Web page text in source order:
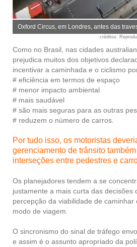
Oxford Circus, em Londres, antes das
créditos:
Como no Brasil, nas cidades
prejudica muitos dos objetivos
incentivar a caminhada e o ciclismo
# eficiência em termos de espaço
# menor impacto ambiental
# mais saudável
# são mais seguras para as outras
# reduzem o número de carros.
Por tudo isso, os motoristas
gerenciamento de trânsito
interseções entre pedestres e
Os planejadores tendem a se
justamente a mais curta das
percepção da viabilidade de
modo de viagem.
O sincronismo do sinal de tráfego
e assim é o assunto apropriado da